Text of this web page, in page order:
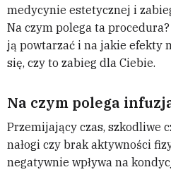
medycynie estetycznej i
Na czym polega ta
ją powtarzać i na jakie efekty
się, czy to zabieg dla Ciebie.
Na czym polega
Przemijający czas, szkodliwe
nałogi czy brak aktywności
negatywnie wpływa na